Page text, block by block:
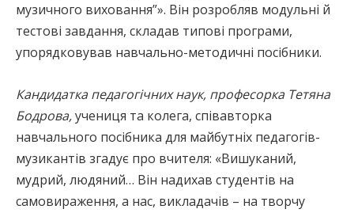
музичного виховання”». Він розробляв модульні й
тестові завдання, складав типові програми,
упорядковував навчально-методичні посібники.
Кандидатка педагогічних наук, професорка Тетяна
Бодрова,учениця та колега, співавторка
навчального посібника для майбутніх педагогів-
музикантів згадує про вчителя: «Вишуканий,
мудрий, людяний… Він надихав студентів на
самовираження, а нас, викладачів – на творчу